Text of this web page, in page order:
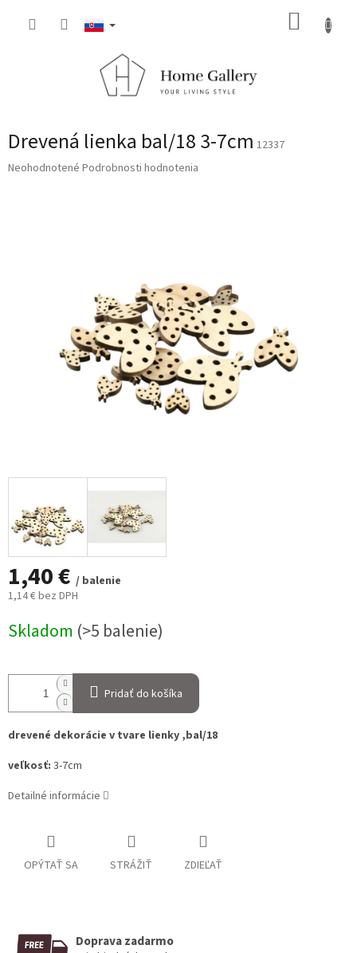
Drevená lienka bal/18 3-7cm 12337
Priemerné
Neohodnotené Podrobnosti hodnotenia
1,40 € / balenie
1,14 € bez DPH
cena:
Skladom (>5 balenie)
Pridať do košíka
drevené dekorácie v tvare lienky ,bal/18
veľkosť: 3-7cm
Detailné informácie
OPÝTAŤ SA STRÁŽIŤ ZDIEĽAŤ
Doprava zadarmo